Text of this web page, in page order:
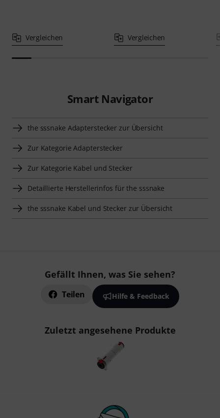
Vergleichen Vergleichen
Smart Navigator
the sssnake Adapterstecker zur Übersicht
Zur Kategorie Adapterstecker
Zur Kategorie Kabel und Stecker
Detaillierte Herstellerinfos für the sssnake
the sssnake Kabel und Stecker zur Übersicht
Gefällt Ihnen, was Sie sehen?
Teilen Hilfe & Feedback
Zuletzt angesehene Produkte